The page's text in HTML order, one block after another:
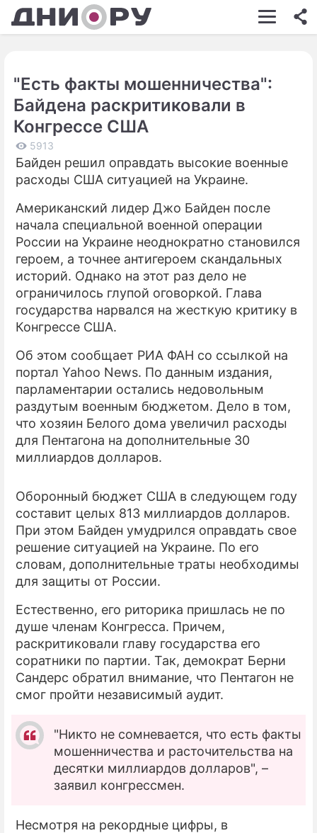
ШОУ-БИЗНЕС
КИНО
ЭКОНОМИКА
ПРОИСШЕСТВИЯ
СОННИК
СТИЛЬ ЖИЗНИ
СЕРИАЛЫ
ИГРЫ
О ПРОЕКТЕ
"Есть факты мошенничества":
Байдена раскритиковали в
Конгрессе США
5913
Байден решил оправдать высокие военные
расходы США ситуацией на Украине.
Американский лидер Джо Байден после
начала специальной военной операции
России на Украине неоднократно становился
героем, а точнее антигероем скандальных
историй. Однако на этот раз дело не
ограничилось глупой оговоркой. Глава
государства нарвался на жесткую критику в
Конгрессе США.
Об этом сообщает РИА ФАН со ссылкой на
портал Yahoo News. По данным издания,
парламентарии остались недовольным
раздутым военным бюджетом. Дело в том,
что хозяин Белого дома увеличил расходы
для Пентагона на дополнительные 30
миллиардов долларов.
Оборонный бюджет США в следующем году
составит целых 813 миллиардов долларов.
При этом Байден умудрился оправдать свое
решение ситуацией на Украине. По его
словам, дополнительные траты необходимы
для защиты от России.
Естественно, его риторика пришлась не по
душе членам Конгресса. Причем,
раскритиковали главу государства его
соратники по партии. Так, демократ Берни
Сандерс обратил внимание, что Пентагон не
смог пройти независимый аудит.
"Никто не сомневается, что есть факты
мошенничества и расточительства на
десятки миллиардов долларов", –
заявил конгрессмен.
Несмотря на рекордные цифры, в